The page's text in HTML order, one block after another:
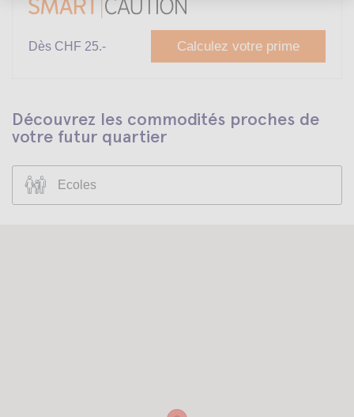
Dès CHF 25.- Calculez votre prime
Découvrez les commodités proches de
votre futur quartier
Ecoles